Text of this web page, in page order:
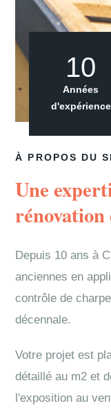
À PROPOS DU
Une
Depuis 10 ans à
anciennes en
contrôle de
décennale.
Votre projet est
détaillé au m2 et
l'exposition au
10
Années
d'expérience